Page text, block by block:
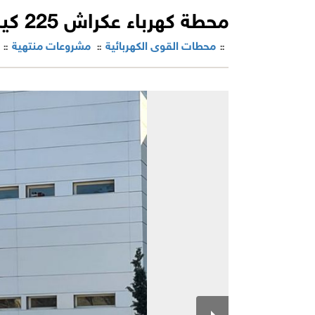
محطة كهرباء عكراش 225 كيلو فولت - الرباط - المغرب
مشروعات منتهية ::محطات القوى الكهربائية ::